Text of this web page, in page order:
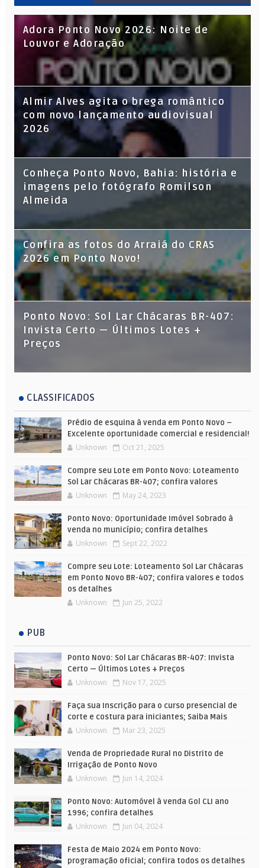
Adora Ponto Novo 2026: Noite de
Louvor e Adoração
Almir Alves agita o brega romântico
com novo lançamento audiovisual
2026
Conheça Ponto Novo, Bahia: história e
imagens pelo fotógrafo Romilson
Almeida
Confira as fotos do Arraiá do CRAS
2026 em Ponto Novo!
Ponto Novo: Sol Lar Chácaras BR-407:
Invista Certo — Últimos Lotes +
Preços
CLASSIFICADOS
Prédio de esquina à venda em Ponto Novo –
Excelente oportunidade comercial e residencial!
Unknown Oct 21, 2025
Compre seu Lote em Ponto Novo: Loteamento
Sol Lar Chácaras BR-407; confira valores
Unknown May 24, 2023
Ponto Novo: Oportunidade Imóvel Sobrado à
venda no município; confira detalhes
Unknown Sept 22, 2022
Compre seu Lote: Loteamento Sol Lar Chácaras
em Ponto Novo BR-407; confira valores e todos
os detalhes
Unknown Jun 25, 2022
PUB
Ponto Novo: Sol Lar Chácaras BR-407: Invista
Certo — Últimos Lotes + Preços
Unknown Nov 17, 2025
Faça sua Inscrição para o curso presencial de
corte e costura para iniciantes; Saiba Mais
Unknown Mar 23, 2025
Venda de Propriedade Rural no Distrito de
Irrigação de Ponto Novo
Unknown Jun 14, 2024
Ponto Novo: Automóvel à venda Gol CLI ano
1996; confira detalhes
Unknown Jun 04, 2024
Festa de Maio 2024 em Ponto Novo:
programação oficial; confira todos os detalhes